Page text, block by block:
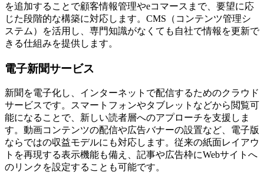
を追加することで顧客情報管理やeコマースまで、要望に応
じた段階的な構築に対応します。CMS（コンテンツ管理シ
ステム）を活用し、専門知識がなくても自社で情報を更新で
きる仕組みを提供します。
電子新聞サービス
新聞を電子化し、インターネットで配信するためのクラウド
サービスです。スマートフォンやタブレットなどから閲覧可
能になることで、新しい読者層へのアプローチを支援しま
す。動画コンテンツの配信や広告バナーの設置など、電子版
ならではの収益モデルにも対応します。従来の紙面レイアウ
トを再現する表示機能も備え、記事や広告枠にWebサイトへ
のリンクを設定することも可能です。